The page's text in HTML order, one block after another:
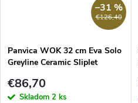
€126,40
–31 %
Panvica WOK 32 cm Eva Solo
Greyline Ceramic Sliplet
€86,70
Skladom 2 ks